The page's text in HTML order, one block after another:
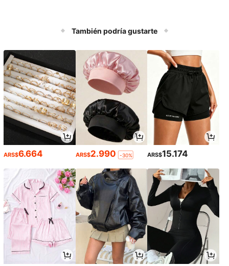
También podría gustarte
ARS$6.664 ARS$2.990 -30% ARS$15.174